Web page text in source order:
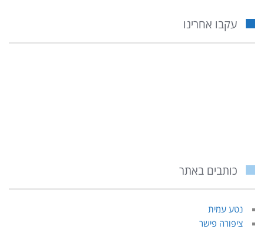
עקבו אחרינו
כותבים באתר
נטע עמית
ציפורה פישר